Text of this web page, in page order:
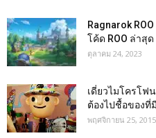
Ragnarok
โค้ด ROO ล่าสุด
ตุลาคม 24, 2023
เดี่ยวไมโครโฟ
ต้องไปชื้อของที่
พฤศจิกายน 25, 2015